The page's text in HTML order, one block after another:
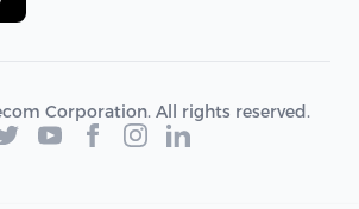
Corporation. All rights reserved.